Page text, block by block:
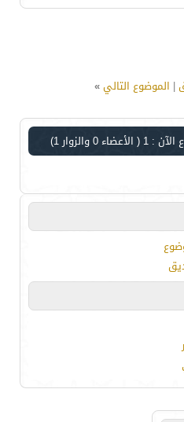
| الموضوع التالي»
: 1 ( الأعضاء 0 والزوار 1)